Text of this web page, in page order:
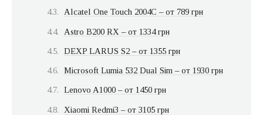
Alcatel One Touch 2004C – от 789 грн
Astro B200 RX – от 1334 грн
DEXP LARUS S2 – от 1355 грн
Microsoft Lumia 532 Dual Sim – от 1930 грн
Lenovo A1000 – от 1450 грн
Xiaomi Redmi3 – от 3105 грн